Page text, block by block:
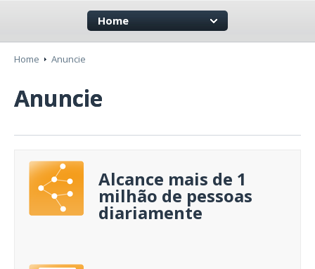
Home
Home Anuncie
Anuncie
Alcance mais de 1
milhão de pessoas
diariamente